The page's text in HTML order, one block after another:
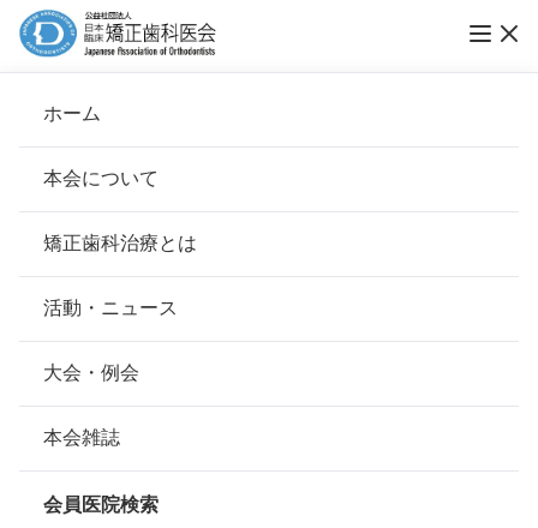
ホーム
本会について
会長挨拶
基本理念
組織について
本会の歴史
矯正歯科治療とは
安心して治療を受けていただくための「6つの指針」
安心できる矯正歯科治療契約のための「7つの提言」
矯正歯科治療について
活動・ニュース
大会・例会
本会雑誌
会員医院検索
第9回ブレーススマイルコンテスト受賞作
ブレーススマイルコンテスト
ホーム お知らせ
矯正歯科専門開業医の全国組織である日本臨
床矯正歯科医会（会長：富永雪穂）は2013年